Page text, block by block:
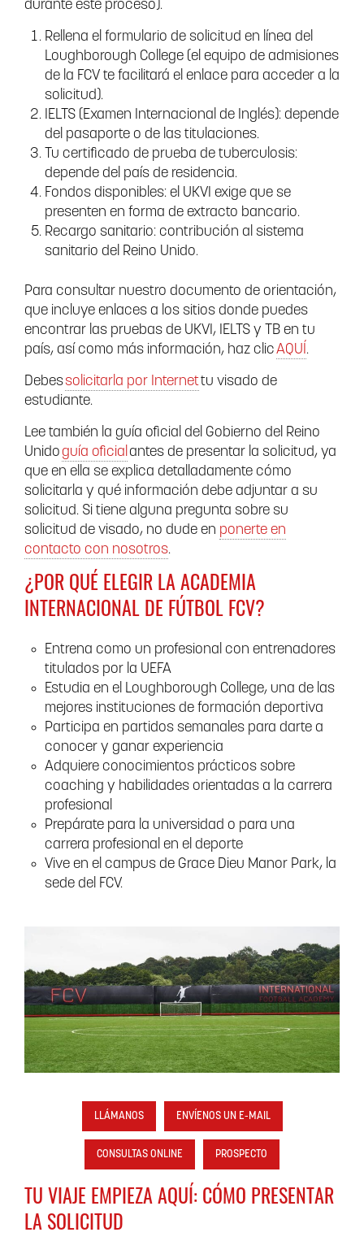
durante este proceso).
Rellena el formulario de solicitud en línea del
Loughborough College (el equipo de admisiones
de la FCV te facilitará el enlace para acceder a la
solicitud).
IELTS (Examen Internacional de Inglés): depende
del pasaporte o de las titulaciones.
Tu certificado de prueba de tuberculosis:
depende del país de residencia.
Fondos disponibles: el UKVI exige que se
presenten en forma de extracto bancario.
Recargo sanitario: contribución al sistema
sanitario del Reino Unido.
Para consultar nuestro documento de orientación,
que incluye enlaces a los sitios donde puedes
encontrar las pruebas de UKVI, IELTS y TB en tu
país, así como más información, haz clicAQUÍ.
Debessolicitarla por Internettu visado de
estudiante.
Lee también la guía oficial del Gobierno del Reino
Unido guía oficialantes de presentar la solicitud, ya
que en ella se explica detalladamente cómo
solicitarla y qué información debe adjuntar a su
solicitud. Si tiene alguna pregunta sobre su
solicitud de visado, no dude en ponerte en
contacto con nosotros.
¿POR QUÉ ELEGIR LA ACADEMIA
INTERNACIONAL DE FÚTBOL FCV?
Entrena como un profesional con entrenadores
titulados por la UEFA
Estudia en el Loughborough College, una de las
mejores instituciones de formación deportiva
Participa en partidos semanales para darte a
conocer y ganar experiencia
Adquiere conocimientos prácticos sobre
coaching y habilidades orientadas a la carrera
profesional
Prepárate para la universidad o para una
carrera profesional en el deporte
Vive en el campus de Grace Dieu Manor Park, la
sede del FCV.
LLÁMANOS ENVÍENOS UN E-MAIL
CONSULTAS ONLINE PROSPECTO
TU VIAJE EMPIEZA AQUÍ: CÓMO PRESENTAR
LA SOLICITUD